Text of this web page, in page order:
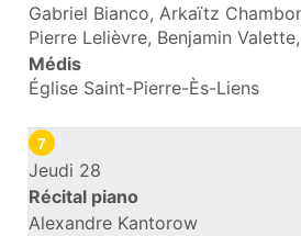
Gabriel Bianco, Arkaïtz
Pierre Lelièvre, Benjamin Valette,
Médis
Église Saint-Pierre-Ès-Liens
7
Jeudi 28
Récital piano
Alexandre Kantorow